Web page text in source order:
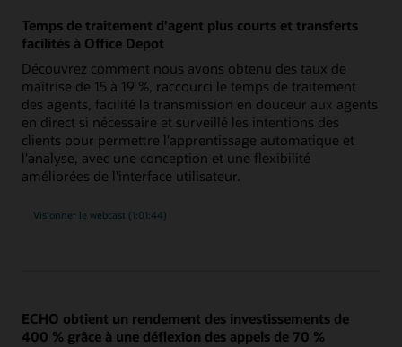
Temps de traitement d'agent plus courts et transferts
facilités à Office Depot
Découvrez comment nous avons obtenu des taux de
maîtrise de 15 à 19 %, raccourci le temps de traitement
des agents, facilité la transmission en douceur aux agents
en direct si nécessaire et surveillé les intentions des
clients pour permettre l'apprentissage automatique et
l'analyse, avec une conception et une flexibilité
améliorées de l'interface utilisateur.
Visionner le webcast (1:01:44)
ECHO obtient un rendement des investissements de
400 % grâce à une déflexion des appels de 70 %